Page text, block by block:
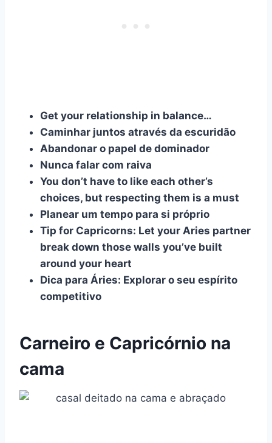
Get your relationship in balance…
Caminhar juntos através da escuridão
Abandonar o papel de dominador
Nunca falar com raiva
You don’t have to like each other’s
choices, but respecting them is a must
Planear um tempo para si próprio
Tip for Capricorns: Let your Aries partner
break down those walls you’ve built
around your heart
Dica para Áries: Explorar o seu espírito
competitivo
Carneiro e Capricórnio na
cama